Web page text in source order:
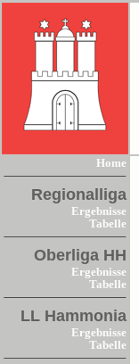
Home
Regionalliga
Ergebnisse
Tabelle
Oberliga HH
Ergebnisse
Tabelle
LL Hammonia
Ergebnisse
Tabelle